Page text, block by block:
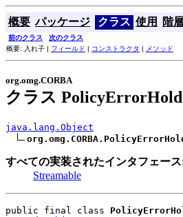
概要 パッケージ クラス 使用 階
前のクラス 次のクラス
概要: 入れ子 | フィールド | コンストラクタ | メソッド
org.omg.CORBA
クラス
java.lang.Object
すべての実装されたインタフェー
Streamable
public final class